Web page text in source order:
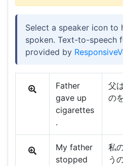
Select a speaker icon to
spoken. Text-to-speech
provided by
Father
gave up
cigarettes
.
父
の
My father
stopped
私
う